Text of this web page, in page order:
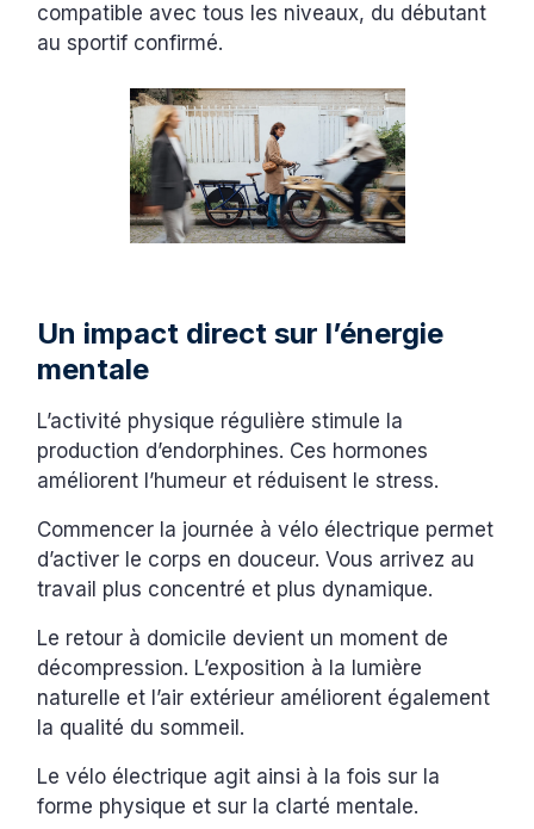
compatible avec tous les niveaux, du débutant
au sportif confirmé.
Un impact direct sur l’énergie
mentale
L’activité physique régulière stimule la
production d’endorphines. Ces hormones
améliorent l’humeur et réduisent le stress.
Commencer la journée à vélo électrique permet
d’activer le corps en douceur. Vous arrivez au
travail plus concentré et plus dynamique.
Le retour à domicile devient un moment de
décompression. L’exposition à la lumière
naturelle et l’air extérieur améliorent également
la qualité du sommeil.
Le vélo électrique agit ainsi à la fois sur la
forme physique et sur la clarté mentale.